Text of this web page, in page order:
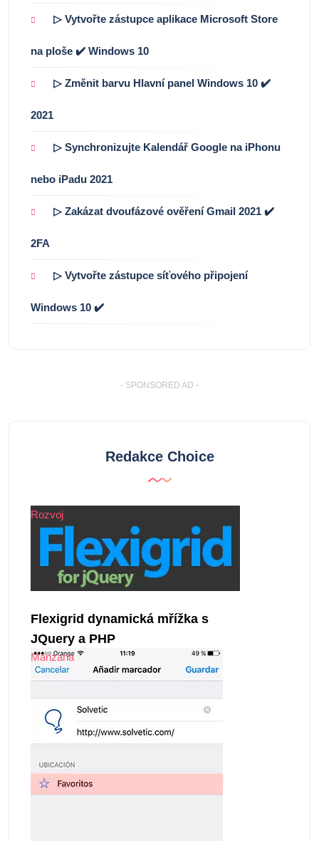
▷ Vytvořte zástupce aplikace Microsoft Store
na ploše ✔️ Windows 10
▷ Změnit barvu Hlavní panel Windows 10 ✔️
2021
▷ Synchronizujte Kalendář Google na iPhonu
nebo iPadu 2021
▷ Zakázat dvoufázové ověření Gmail 2021 ✔️
2FA
▷ Vytvořte zástupce síťového připojení
Windows 10 ✔️
- SPONSORED AD -
Redakce Choice
Rozvoj
Flexigrid dynamická mřížka s
JQuery a PHP
Manzana